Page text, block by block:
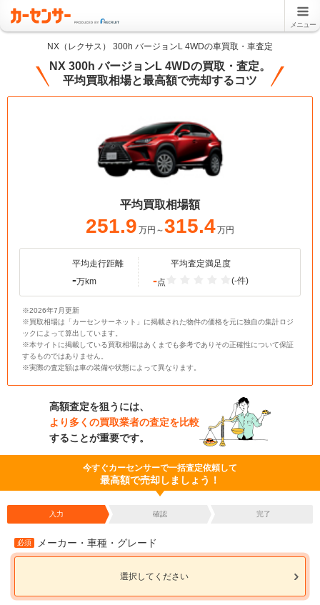
メニュー
NX（レクサス） 300h バージョンL 4WDの車買取・車査定
NX 300h バージョンL 4WDの買取・査定。
平均買取相場と最高額で売却するコツ
平均買取相場額
251.9 万円～315.4万円
平均走行距離
-万km
平均査定満足度
-点 (-件)
※2026年7月更新
※買取相場は「カーセンサーネット」に掲載された物件の価格を元に独自の集計ロジ
ックによって算出しています。
※本サイトに掲載している買取相場はあくまでも参考でありその正確性について保証
するものではありません。
※実際の査定額は車の装備や状態によって異なります。
高額査定を狙うには、
より多くの買取業者の査定を比較
することが重要です。
今すぐカーセンサーで一括査定依頼して
最高額で売却しましょう！
入力 確認 完了
必須 メーカー・車種・グレード
選択してください